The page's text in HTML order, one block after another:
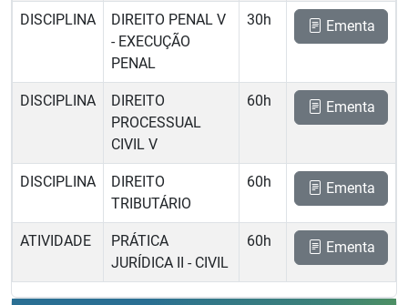
DISCIPLINA
DIREITO PENAL V
- EXECUÇÃO
PENAL
30h Ementa
DISCIPLINA
DIREITO
PROCESSUAL
CIVIL V
60h Ementa
DISCIPLINA
DIREITO
TRIBUTÁRIO
60h Ementa
ATIVIDADE
PRÁTICA
JURÍDICA II - CIVIL
60h Ementa